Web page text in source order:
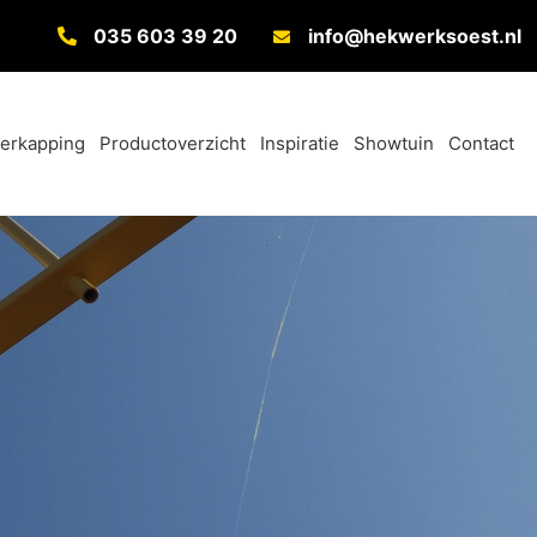
035 603 39 20 info@hekwerksoest.nl
Productoverzicht Inspiratie Showtuin Contact